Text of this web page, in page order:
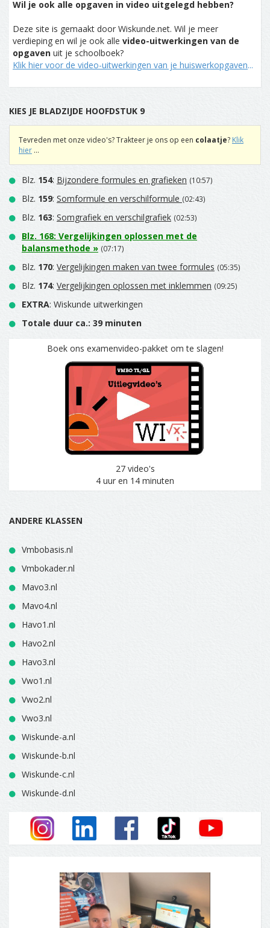
Wil je ook alle opgaven in video uitgelegd hebben?
Deze site is gemaakt door Wiskunde.net. Wil je meer
verdieping en wil je ook alle video-uitwerkingen van de
opgaven uit je schoolboek?
Klik hier voor de video-uitwerkingen van je huiswerkopgaven...
KIES JE BLADZIJDE HOOFDSTUK 9
Tevreden met onze video's? Trakteer je ons op een colaatje? Klik
hier ...
Blz. 154: Bijzondere formules en grafieken (10:57)
Blz. 159: Somformule en verschilformule (02:43)
Blz. 163: Somgrafiek en verschilgrafiek (02:53)
Blz. 168: Vergelijkingen oplossen met de
balansmethode » (07:17)
Blz. 170: Vergelijkingen maken van twee formules (05:35)
Blz. 174: Vergelijkingen oplossen met inklemmen (09:25)
EXTRA: Wiskunde uitwerkingen
Totale duur ca.: 39 minuten
Boek ons examenvideo-pakket om te slagen!
27 video's
4 uur en 14 minuten
ANDERE KLASSEN
Vmbobasis.nl
Vmbokader.nl
Mavo3.nl
Mavo4.nl
Havo1.nl
Havo2.nl
Havo3.nl
Vwo1.nl
Vwo2.nl
Vwo3.nl
Wiskunde-a.nl
Wiskunde-b.nl
Wiskunde-c.nl
Wiskunde-d.nl